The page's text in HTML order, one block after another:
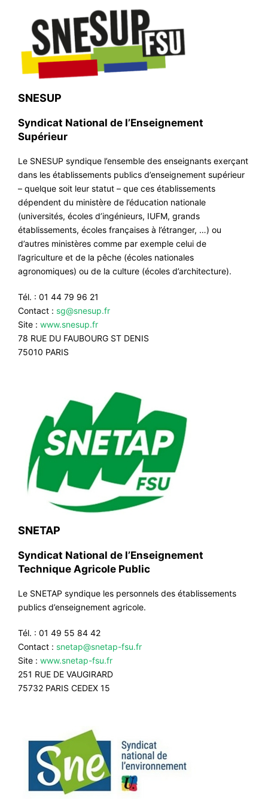
SNESUP
Syndicat National de l’Enseignement
Supérieur
Le SNESUP syndique l’ensemble des enseignants exerçant
dans les établissements publics d’enseignement supérieur
– quelque soit leur statut – que ces établissements
dépendent du ministère de l’éducation nationale
(universités, écoles d’ingénieurs, IUFM, grands
établissements, écoles françaises à l’étranger, …) ou
d’autres ministères comme par exemple celui de
l’agriculture et de la pêche (écoles nationales
agronomiques) ou de la culture (écoles d’architecture).
Tél. : 01 44 79 96 21
Contact : sg@snesup.fr
Site : www.snesup.fr
78 RUE DU FAUBOURG ST DENIS
75010 PARIS
SNETAP
Syndicat National de l’Enseignement
Technique Agricole Public
Le SNETAP syndique les personnels des établissements
publics d’enseignement agricole.
Tél. : 01 49 55 84 42
Contact : snetap@snetap-fsu.fr
Site : www.snetap-fsu.fr
251 RUE DE VAUGIRARD
75732 PARIS CEDEX 15